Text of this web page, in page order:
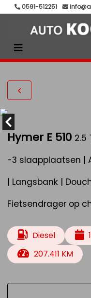
0591-512251
Hymer E 510 2.5
-3 slaapplaatsen |
| Langsbank |
Fietsendrager op
Diesel
207.411 KM